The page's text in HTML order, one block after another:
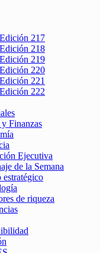
Edición 217
Edición 218
Edición 219
Edición 220
Edición 221
Edición 222
Finanzas
Ejecutiva
de la Semana
de riqueza